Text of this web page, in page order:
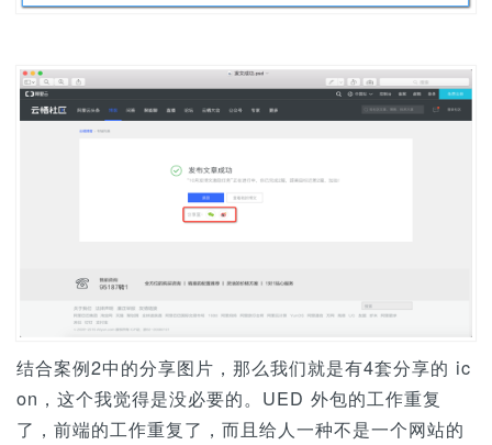
结合案例2中的分享图片，那么我们就是有4套分享的 ic
on，这个我觉得是没必要的。UED 外包的工作重复
了，前端的工作重复了，而且给人一种不是一个网站的